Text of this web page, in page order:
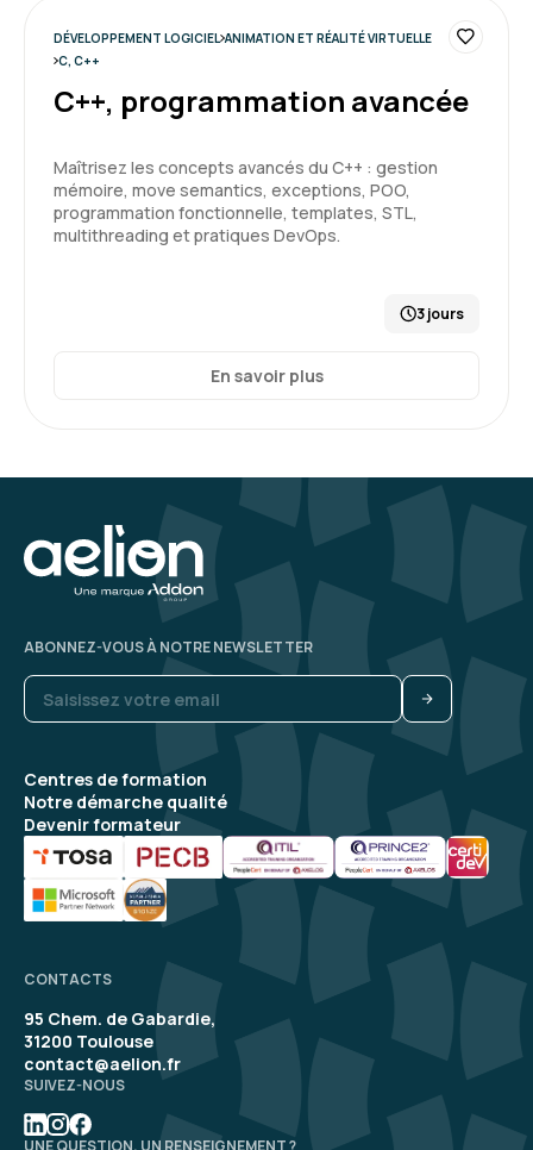
DÉVELOPPEMENT LOGICIEL ANIMATION ET RÉALITÉ VIRTUELLE
C, C++
C++, programmation avancée
Maîtrisez les concepts avancés du C++ : gestion
mémoire, move semantics, exceptions, POO,
programmation fonctionnelle, templates, STL,
multithreading et pratiques DevOps.
3 jours
En savoir plus
Centres de formation
Notre démarche qualité
Devenir formateur
ABONNEZ-VOUS À NOTRE NEWSLETTER
CONTACTS
95 Chem. de Gabardie,
31200 Toulouse
contact@aelion.fr
SUIVEZ-NOUS
UNE QUESTION, UN RENSEIGNEMENT ?